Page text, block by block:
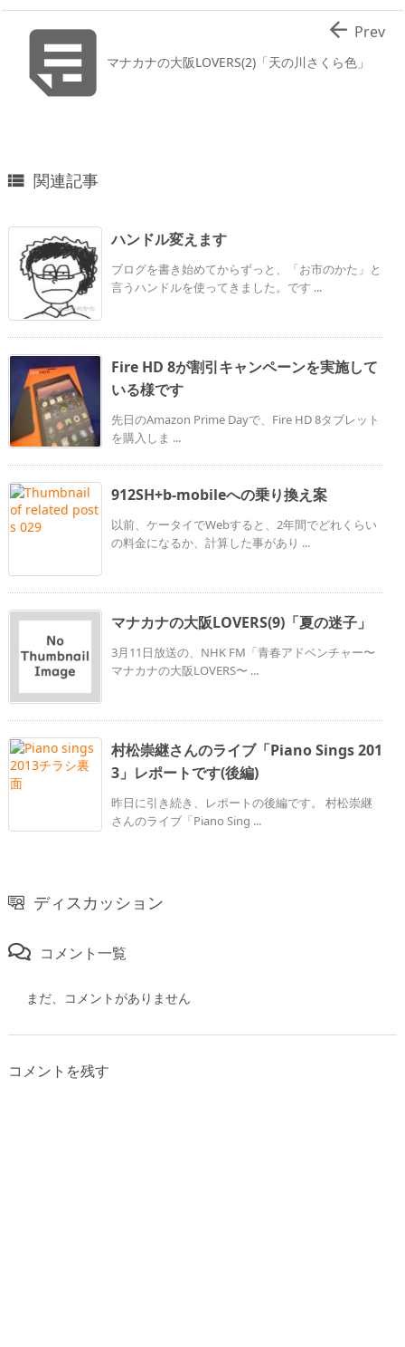
マナカナの大阪LOVERS(2)「天の川さくら色」
 Prev
 関連記事
ハンドル変えます
ブログを書き始めてからずっと、「お市のかた」と
言うハンドルを使ってきました。です ...
Fire HD 8が割引キャンペーンを実施して
いる様です
先日のAmazon Prime Dayで、Fire HD 8タブレット
を購入しま ...
912SH+b-mobileへの乗り換え案
以前、ケータイでWebすると、2年間でどれくらい
の料金になるか、計算した事があり ...
マナカナの大阪LOVERS(9)「夏の迷子」
3月11日放送の、NHK FM「青春アドベンチャー〜
マナカナの大阪LOVERS〜 ...
村松崇継さんのライブ「Piano Sings 201
3」レポートです(後編)
昨日に引き続き、レポートの後編です。 村松崇継
さんのライブ「Piano Sing ...
ディスカッション
コメント一覧
まだ、コメントがありません
コメントを残す